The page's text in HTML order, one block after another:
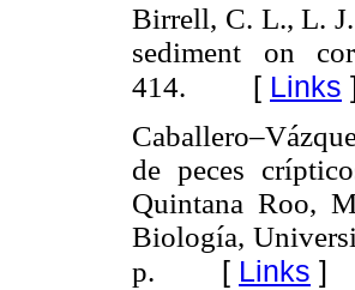
Birrell, C. L., L.
sediment on
414. [ Links
de peces
Quintana Roo,
Biología,
p. [ Links ]